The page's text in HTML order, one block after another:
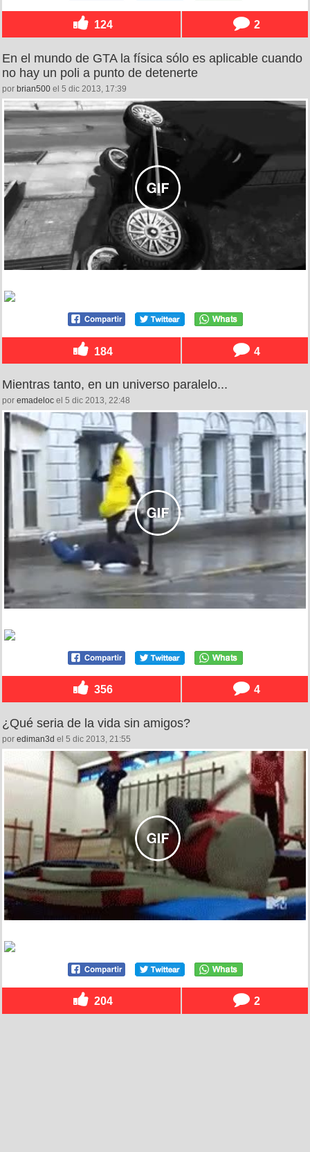
124 2
En el mundo de GTA la física sólo es aplicable cuando
no hay un poli a punto de detenerte
por brian500 el 5 dic 2013, 17:39
184 4
Mientras tanto, en un universo paralelo...
por emadeloc el 5 dic 2013, 22:48
356 4
¿Qué seria de la vida sin amigos?
por ediman3d el 5 dic 2013, 21:55
204 2